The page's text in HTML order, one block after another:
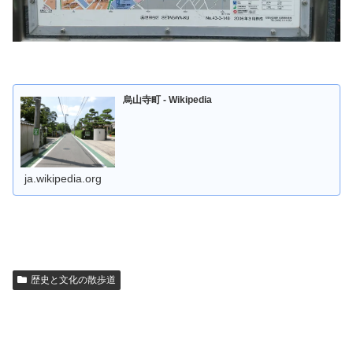
烏山寺町 - Wikipedia
ja.wikipedia.org
歴史と文化の散歩道